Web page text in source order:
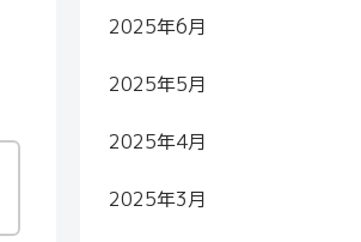
2025年6月
2025年5月
2025年4月
2025年3月